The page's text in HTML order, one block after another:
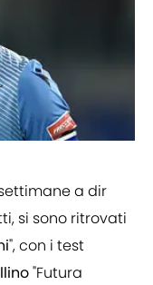
a dir
si sono ritrovati
", con i test
"Futura